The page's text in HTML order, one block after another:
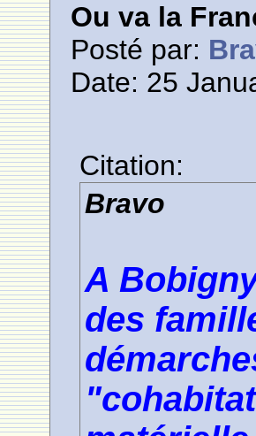
Ou va la
Posté par:
Date: 25
Citation:
Bravo
A
des